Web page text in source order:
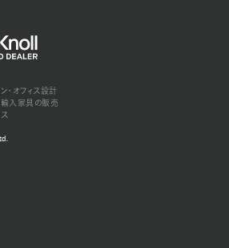
・オフィス設計
輸入家具の販売